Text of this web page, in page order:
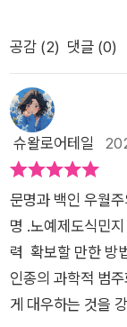
만들어졌고, 신념
하고 있다. 이 책의
을 통해서, 프로이
책은 프로이트 자
프로이트는 인간을
이라는 것에 대해
와 그 불안이 가하
었고, 애이브러햄
의 행동의 근원에
스 호텔의 스위트
을 입증하는 기록은
껏해야 희한한 동
형적인 등장인물들
운 변덕 덕분에 외
말이다. 그렇지만
의하고 있는 주제
p.256~257대
대, 사건, 인물과
과 생각을 중심으
의 역사적 기원을
도 소수의, 특권을
현실을 누르고 브랜
예를들어 ‘마그나
옹호하는 문서가
는 이상을 상징하
때문에 그런줄로만
이 되었는데 그 어
소수의 사람들 사
타는 ‘대헌장’이라
장도 있다는 말이
이런쪽에 문외한이
의 베일을 걷어내
사의 흐름은 알지
추천드리고 싶습니
있는 것처럼 이 책
로 서술하고 있습
세부사항까지 다양
우리가 이전에는
당연히 '아 그랬구
돌아보고 새로운
니다. 과학, 교육,
공감 (2) 댓글 (0)
슈왈로어테일
문명과 백인 우월
명 .노예제도식민
력 확보할 만한 방
인종의 과학적 범
게 대우하는 것을